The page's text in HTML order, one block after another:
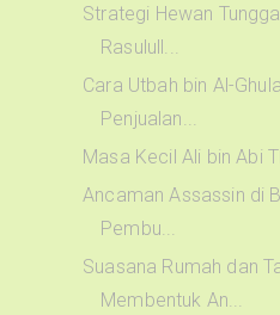
Strategi Hewan
Rasulull...
Cara Utbah bin Al-
Penjualan...
Masa Kecil Ali bin Abi
Ancaman Assassin di
Pembu...
Suasana Rumah dan
Membentuk An...